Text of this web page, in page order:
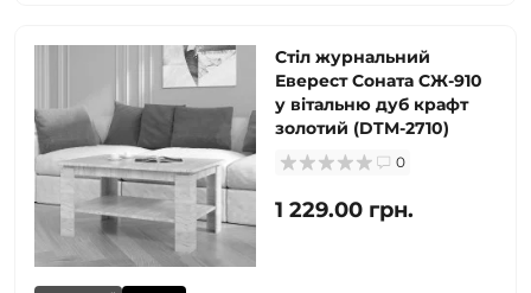
Стіл журнальний
Еверест Соната СЖ-910
у вітальню дуб крафт
золотий (DTM-2710)
0
1 229.00 грн.